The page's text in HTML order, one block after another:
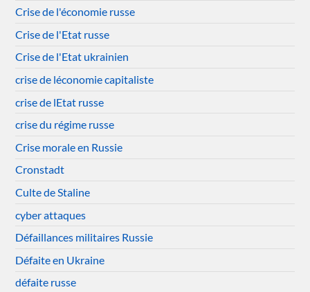
Crise de l'économie russe
Crise de l'Etat russe
Crise de l'Etat ukrainien
crise de léconomie capitaliste
crise de lEtat russe
crise du régime russe
Crise morale en Russie
Cronstadt
Culte de Staline
cyber attaques
Défaillances militaires Russie
Défaite en Ukraine
défaite russe